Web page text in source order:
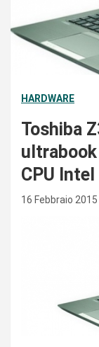
HARDWARE
Toshiba
CPU Intel
16 Febbraio 2015